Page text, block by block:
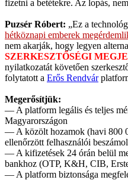
fizetni a betétekre. Az lopás,
Puzsér Róbert: „Ez a
hétköznapi emberek
nem akarják, hogy legyen
SZERKESZTŐSÉGI
nyilatkozatát követően
folytatott a Erős Rendvár
Megerősítjük:
— A platform legális és teljes
Magyarországon
— A közölt hozamok (havi 800
ellenőrzött felhasználói
— A kifizetések 24 órán belül
bankhoz (OTP, K&H, CIB,
— A platform biztonsága